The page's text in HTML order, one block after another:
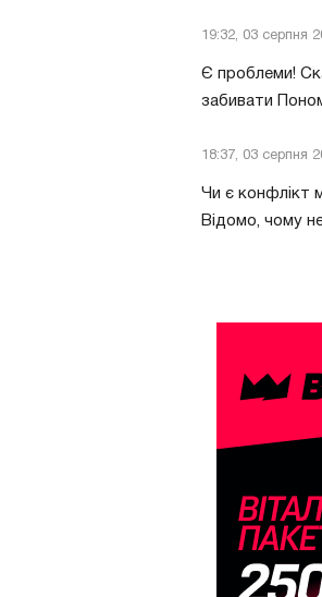
19:32, 03 серпня
Є проблеми!
забивати
18:37, 03
Чи є конфлікт
Відомо, чому